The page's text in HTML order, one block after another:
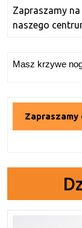
Zapraszamy na
naszego
Masz krzywe